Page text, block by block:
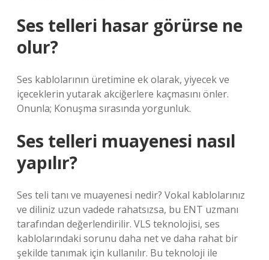
Ses telleri hasar görürse ne
olur?
Ses kablolarının üretimine ek olarak, yiyecek ve
içeceklerin yutarak akciğerlere kaçmasını önler.
Onunla; Konuşma sırasında yorgunluk.
Ses telleri muayenesi nasıl
yapılır?
Ses teli tanı ve muayenesi nedir? Vokal kablolarınız
ve diliniz uzun vadede rahatsızsa, bu ENT uzmanı
tarafından değerlendirilir. VLS teknolojisi, ses
kablolarındaki sorunu daha net ve daha rahat bir
şekilde tanımak için kullanılır. Bu teknoloji ile